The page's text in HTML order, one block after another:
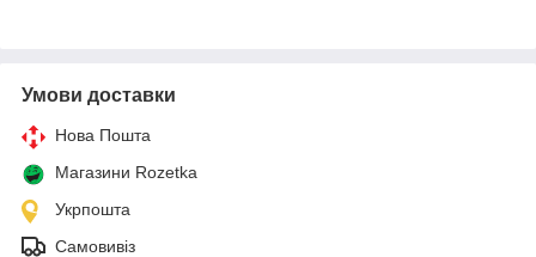
Умови доставки
Нова Пошта
Магазини Rozetka
Укрпошта
Самовивіз